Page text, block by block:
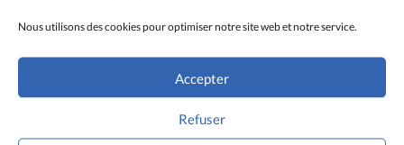
Nous utilisons des cookies pour optimiser notre site web et notre service.
Accepter
Refuser
le message évangélique.
Les infrastructures ecclésiales qui ont été
construites à la suite du concile de Ke So ont été
détruites durant les guerres ou confisquées par le
gouvernement communiste après 1954, quand
plusieurs milliers de catholiques de la région ont fui